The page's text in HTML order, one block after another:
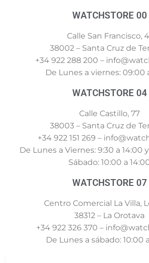
WATCHSTORE 00
Calle San Francisco,
38002 – Santa Cruz de
+34 922 288 200 –
De Lunes a viernes: 09:00
WATCHSTORE 04
Calle Castillo, 77
38003 – Santa Cruz de
+34 922 151 269 –
De Lunes a Viernes: 9:30 a 14:00
Sábado: 10:00 a
WATCHSTORE 07
Centro Comercial La Villa,
38312 – La Orotava
+34 922 326 370 –
De Lunes a sábado: 10:00